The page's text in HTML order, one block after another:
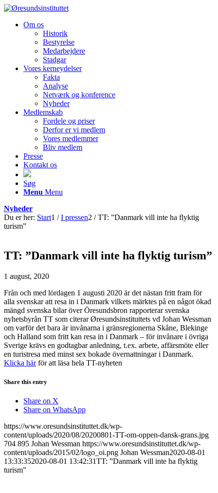
Om os
Historik
Bestyrelse
Medarbejdere
Stadgar
Vores kerneydelser
Fakta
Analyse
Netværk og konference
Nyheder
Medlemskab
Fordele og priser
Derfor er vi medlem
Vores medlemmer
Bliv medlem
Presse
Kontakt os
Søg
Menu Menu
Nyheder
Du er her: Start1 / I pressen2 / TT: ”Danmark vill inte ha flyktig
turism”
TT: ”Danmark vill inte ha flyktig turism”
1 august, 2020
Från och med lördagen 1 augusti 2020 är det nästan fritt fram för
alla svenskar att resa in i Danmark vilkets märktes på en något ökad
mängd svenska bilar över Öresundsbron rapporterar svenska
nyhetsbyrån TT som citerar Øresundsinstituttets vd Johan Wessman
om varför det bara är invånarna i gränsregionerna Skåne, Blekinge
och Halland som fritt kan resa in i Danmark – för invånare i övriga
Sverige krävs en godtagbar anledning, t.ex. arbete, affärsmöte eller
en turistresa med minst sex bokade övernattningar i Danmark.
Klicka härför att läsa hela TT-nyheten
Share this entry
Share on X
Share on WhatsApp
https://www.oresundsinstituttet.dk/wp-
content/uploads/2020/08/20200801-TT-om-oppen-dansk-grans.jpg
704 895 Johan Wessman https://www.oresundsinstituttet.dk/wp-
content/uploads/2015/02/logo_oi.png Johan Wessman2020-08-01
13:33:352020-08-01 13:42:31TT: ”Danmark vill inte ha flyktig
turism”